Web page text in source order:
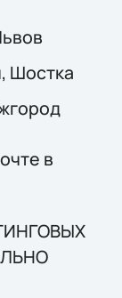
Шостка
в